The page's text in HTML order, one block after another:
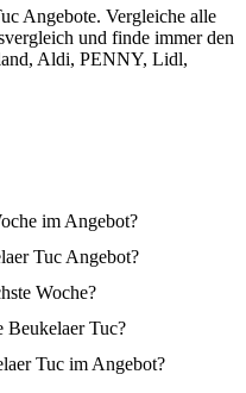
Angebote. Vergleiche alle
und finde immer den
Aldi, PENNY, Lidl,
im Angebot?
Tuc Angebot?
Woche?
Beukelaer Tuc?
Tuc im Angebot?